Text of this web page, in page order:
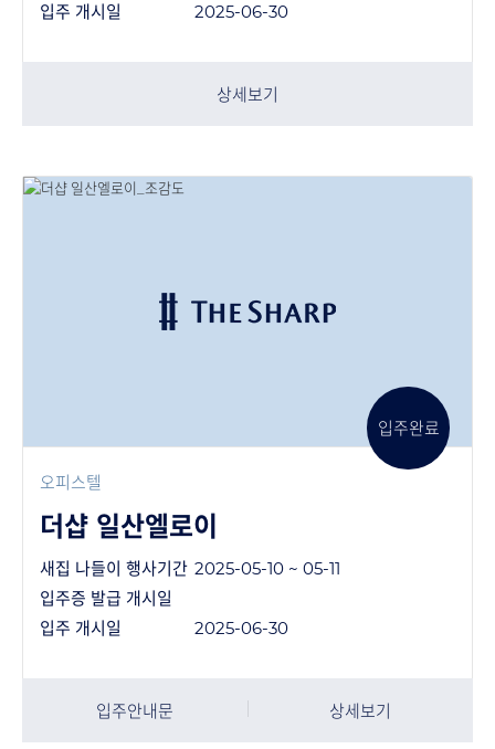
입주 개시일
2025-06-30
상세보기
입주완료
오피스텔
더샵 일산엘로이
새집 나들이 행사기간 2025-05-10 ~ 05-11
입주증 발급 개시일
입주 개시일
2025-06-30
입주안내문 상세보기